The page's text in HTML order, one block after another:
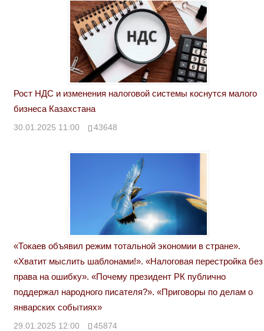
Рост НДС и изменения налоговой системы коснутся малого
бизнеса Казахстана
30.01.2025 11:00 43648
«Токаев объявил режим тотальной экономии в стране».
«Хватит мыслить шаблонами!». «Налоговая перестройка без
права на ошибку». «Почему президент РК публично
поддержал народного писателя?». «Приговоры по делам о
январских событиях»
29.01.2025 12:00 45874